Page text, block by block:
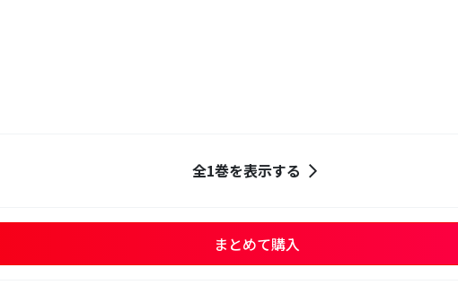
全1巻を表示する
まとめて購入